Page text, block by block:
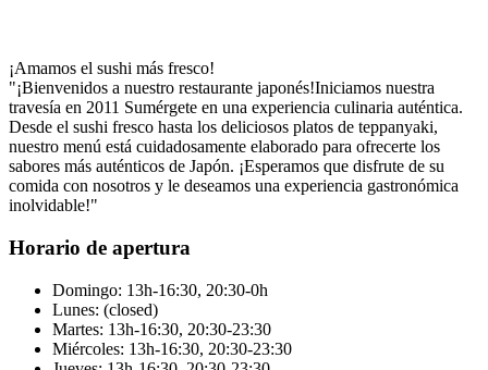
¡Amamos el sushi más fresco!
"¡Bienvenidos a nuestro restaurante japonés!Iniciamos nuestra
travesía en 2011 Sumérgete en una experiencia culinaria auténtica.
Desde el sushi fresco hasta los deliciosos platos de teppanyaki,
nuestro menú está cuidadosamente elaborado para ofrecerte los
sabores más auténticos de Japón. ¡Esperamos que disfrute de su
comida con nosotros y le deseamos una experiencia gastronómica
inolvidable!"
Horario de apertura
Domingo: 13h-16:30, 20:30-0h
Lunes: (closed)
Martes: 13h-16:30, 20:30-23:30
Miércoles: 13h-16:30, 20:30-23:30